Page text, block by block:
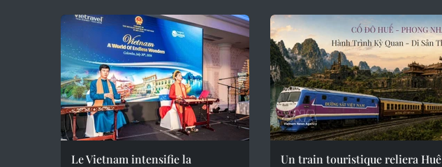
Le Vietnam intensifie la
Un train touristique reliera Huê